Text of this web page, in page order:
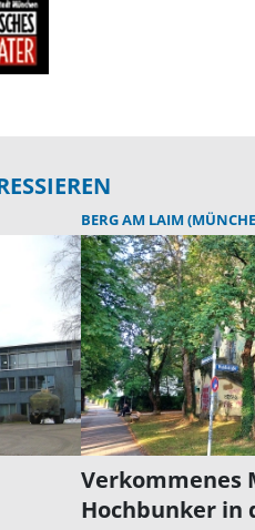
BERG AM LAIM
Verkommenes
Hochbunker in